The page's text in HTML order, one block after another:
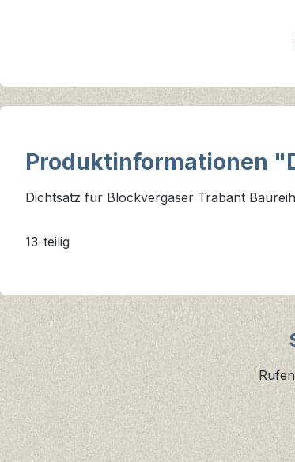
Produktinformationen
Dichtsatz für Blockvergaser Trabant
13-teilig